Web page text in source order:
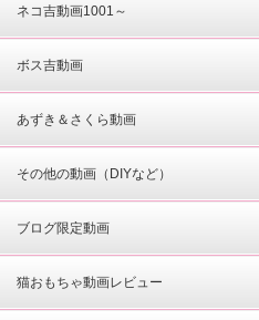
ネコ吉動画1001～
ボス吉動画
あずき＆さくら動画
その他の動画（DIYなど）
ブログ限定動画
猫おもちゃ動画レビュー